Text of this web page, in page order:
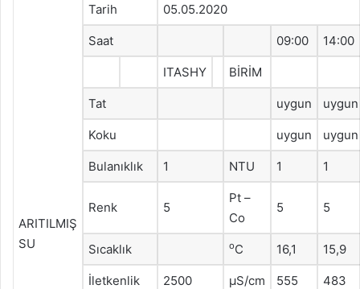
ARITILMIŞ
SU
Tarih 05.05.2020
Saat 09:00 14:00
ITASHY BİRİM
Tat uygun uygun
Koku uygun uygun
Bulanıklık 1 NTU 1 1
Renk 5
Pt –
Co
5 5
Sıcaklık oC 16,1 15,9
İletkenlik 2500 μS/cm 555 483